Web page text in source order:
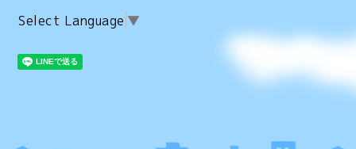
Select Language ▼